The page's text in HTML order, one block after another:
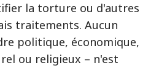
la torture ou d'autres
traitements. Aucun
politique, économique,
ou religieux – n'est